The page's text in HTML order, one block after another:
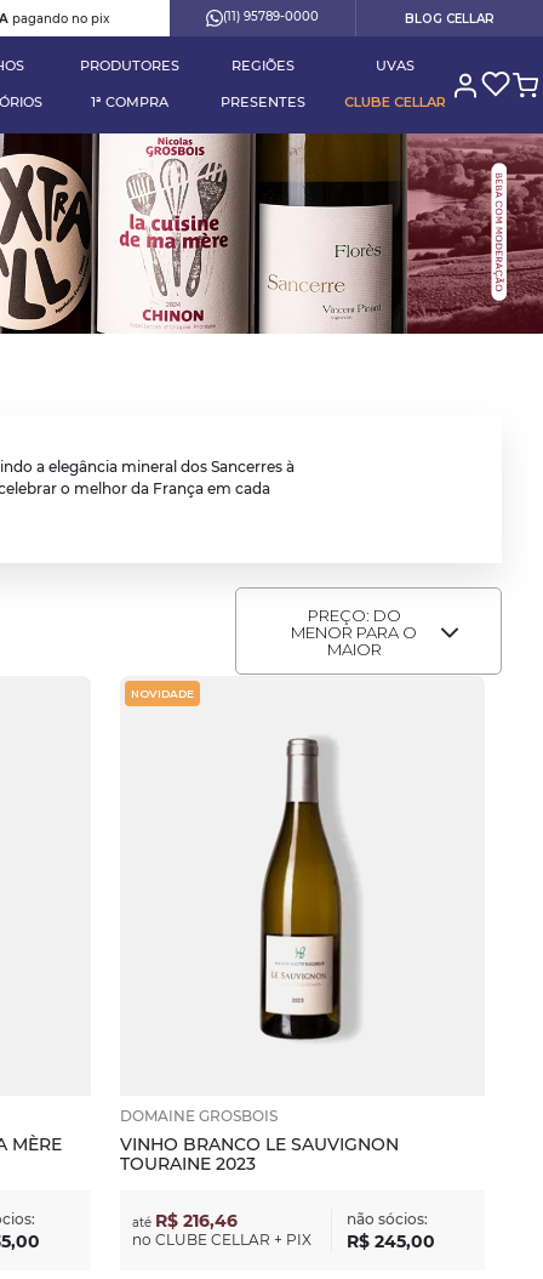
pagando no pix (11) 95789-0000 BLOG CELLAR
PRODUTORES REGIÕES UVAS
1ª COMPRA PRESENTES CLUBE CELLAR
a elegância mineral dos Sancerres à
o melhor da França em cada
PREÇO: DO
MENOR PARA O
MAIOR
MÈRE
,00
NOVIDADE
DOMAINE GROSBOIS
VINHO BRANCO LE SAUVIGNON
TOURAINE 2023
até R$ 216,46
noCLUBE CELLAR + PIX
não sócios:
R$ 245,00